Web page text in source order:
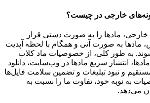
خارجی در چیست؟
خارجی، مادها را به صورت دستی قرار
مادها به صورت آنی و همگام با لحظه آپدیت
به طور کلی، از خصوصیات ماد کلاب
انتشار سریع مادها در وب‌سایت، دانلود
و نبود تبلیغات و تضمین سلامت فایل‌ها
به نوبه خود، تفاوت ما را نسبت به
می‌دهد.